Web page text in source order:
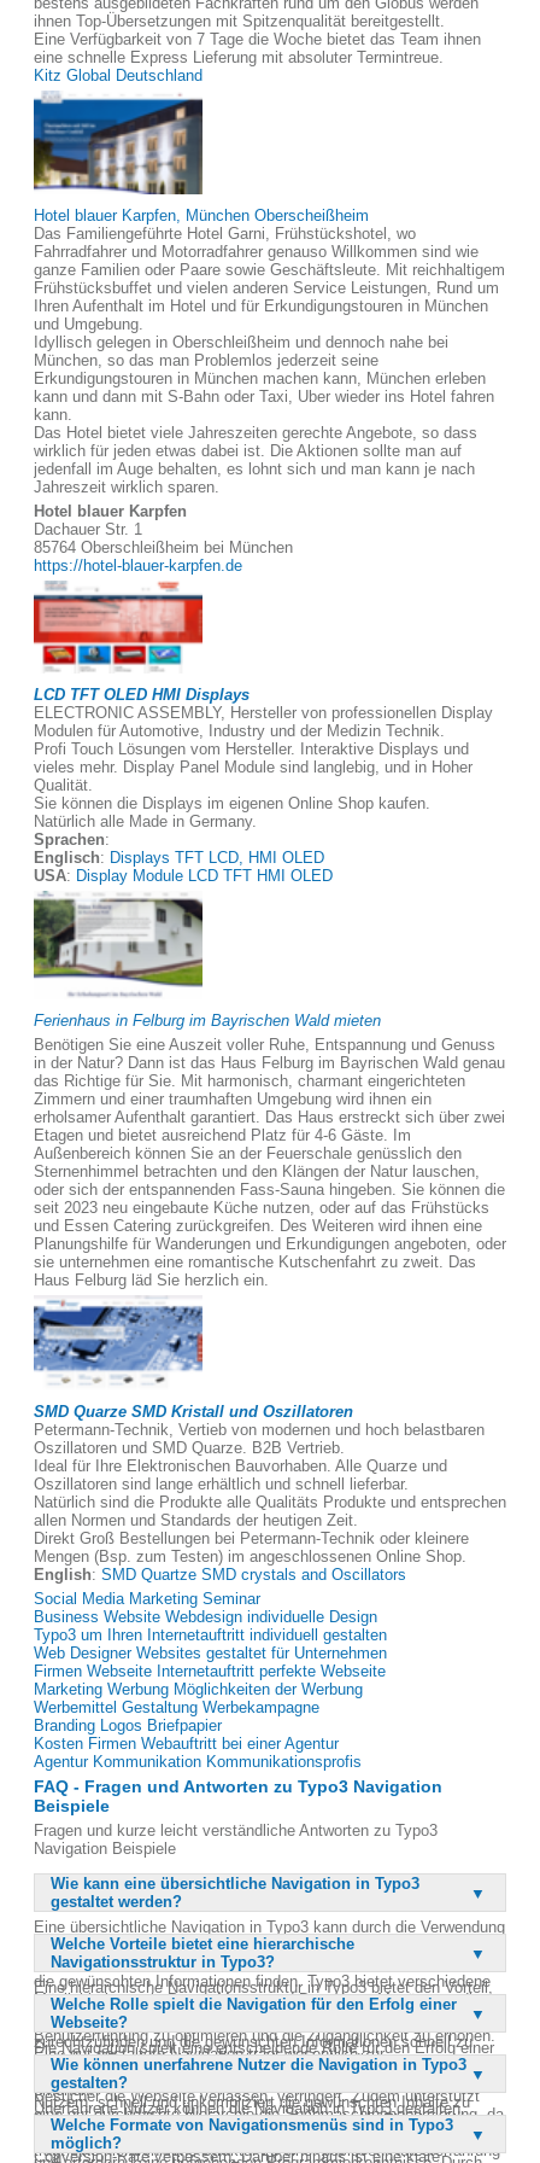
ihnen Top-Übersetzungen mit Spitzenqualität bereitgestellt.
Eine Verfügbarkeit von 7 Tage die Woche bietet das Team ihnen
eine schnelle Express Lieferung mit absoluter Termintreue.
Kitz Global Deutschland
Hotel blauer Karpfen, München Oberscheißheim
Das Familiengeführte Hotel Garni, Frühstückshotel, wo
Fahrradfahrer und Motorradfahrer genauso Willkommen sind wie
ganze Familien oder Paare sowie Geschäftsleute. Mit reichhaltigem
Frühstücksbuffet und vielen anderen Service Leistungen, Rund um
Ihren Aufenthalt im Hotel und für Erkundigungstouren in München
und Umgebung.
Idyllisch gelegen in Oberschleißheim und dennoch nahe bei
München, so das man Problemlos jederzeit seine
Erkundigungstouren in München machen kann, München erleben
kann und dann mit S-Bahn oder Taxi, Uber wieder ins Hotel fahren
kann.
Das Hotel bietet viele Jahreszeiten gerechte Angebote, so dass
wirklich für jeden etwas dabei ist. Die Aktionen sollte man auf
jedenfall im Auge behalten, es lohnt sich und man kann je nach
Jahreszeit wirklich sparen.
Hotel blauer Karpfen
Dachauer Str. 1
85764 Oberschleißheim bei München
https://hotel-blauer-karpfen.de
LCD TFT OLED HMI Displays
ELECTRONIC ASSEMBLY, Hersteller von professionellen Display
Modulen für Automotive, Industry und der Medizin Technik.
Profi Touch Lösungen vom Hersteller. Interaktive Displays und
vieles mehr. Display Panel Module sind langlebig, und in Hoher
Qualität.
Sie können die Displays im eigenen Online Shop kaufen.
Natürlich alle Made in Germany.
Sprachen:
Englisch: Displays TFT LCD, HMI OLED
USA: Display Module LCD TFT HMI OLED
Ferienhaus in Felburg im Bayrischen Wald mieten
Benötigen Sie eine Auszeit voller Ruhe, Entspannung und Genuss
in der Natur? Dann ist das Haus Felburg im Bayrischen Wald genau
das Richtige für Sie. Mit harmonisch, charmant eingerichteten
Zimmern und einer traumhaften Umgebung wird ihnen ein
erholsamer Aufenthalt garantiert. Das Haus erstreckt sich über zwei
Etagen und bietet ausreichend Platz für 4-6 Gäste. Im
Außenbereich können Sie an der Feuerschale genüsslich den
Sternenhimmel betrachten und den Klängen der Natur lauschen,
oder sich der entspannenden Fass-Sauna hingeben. Sie können die
seit 2023 neu eingebaute Küche nutzen, oder auf das Frühstücks
und Essen Catering zurückgreifen. Des Weiteren wird ihnen eine
Planungshilfe für Wanderungen und Erkundigungen angeboten, oder
sie unternehmen eine romantische Kutschenfahrt zu zweit. Das
Haus Felburg läd Sie herzlich ein.
SMD Quarze SMD Kristall und Oszillatoren
Petermann-Technik, Vertieb von modernen und hoch belastbaren
Oszillatoren und SMD Quarze. B2B Vertrieb.
Ideal für Ihre Elektronischen Bauvorhaben. Alle Quarze und
Oszillatoren sind lange erhältlich und schnell lieferbar.
Natürlich sind die Produkte alle Qualitäts Produkte und entsprechen
allen Normen und Standards der heutigen Zeit.
Direkt Groß Bestellungen bei Petermann-Technik oder kleinere
Mengen (Bsp. zum Testen) im angeschlossenen Online Shop.
English: SMD Quartze SMD crystals and Oscillators
Social Media Marketing Seminar
Business Website Webdesign individuelle Design
Typo3 um Ihren Internetauftritt individuell gestalten
Web Designer Websites gestaltet für Unternehmen
Firmen Webseite Internetauftritt perfekte Webseite
Marketing Werbung Möglichkeiten der Werbung
Werbemittel Gestaltung Werbekampagne
Branding Logos Briefpapier
Kosten Firmen Webauftritt bei einer Agentur
Agentur Kommunikation Kommunikationsprofis
FAQ - Fragen und Antworten zu Typo3 Navigation
Beispiele
Fragen und kurze leicht verständliche Antworten zu Typo3
Navigation Beispiele
Wie kann eine übersichtliche Navigation in Typo3
gestaltet werden?
Eine übersichtliche Navigation in Typo3 kann durch die Verwendung
von klar strukturierten Menüs und Untermenüs erreicht werden. Es
ist wichtig, dass die Navigation intuitiv ist, damit Benutzer schnell
die gewünschten Informationen finden. Typo3 bietet verschiedene
Möglichkeiten, wie Popup-Menus und Drop-down-Menüs, um die
Navigation zu verbessern. Diese Optionen helfen, die
Benutzerführung zu optimieren und die Zugänglichkeit zu erhöhen.
Eine gut gestaltete Navigation trägt wesentlich zur
Benutzererfahrung bei und kann die Verweildauer auf der Webseite
erhöhen.
Welche Vorteile bietet eine hierarchische
Navigationsstruktur in Typo3?
Eine hierarchische Navigationsstruktur in Typo3 bietet den Vorteil,
dass Inhalte logisch und nachvollziehbar organisiert werden
können. Dies erleichtert es den Nutzern, sich auf der Webseite
zurechtzufinden und die gewünschten Informationen schnell zu
erreichen. Durch die klare Strukturierung wird die
Benutzerfreundlichkeit erhöht und die Wahrscheinlichkeit, dass
Besucher die Webseite verlassen, verringert. Zudem unterstützt
eine gut durchdachte Hierarchie die Suchmaschinenoptimierung, da
Suchmaschinen die Inhalte besser indexieren können. Insgesamt
trägt eine hierarchische Struktur zu einer positiven Nutzererfahrung
Welche Rolle spielt die Navigation für den Erfolg einer
Webseite?
Die Navigation spielt eine entscheidende Rolle für den Erfolg einer
Webseite, da sie maßgeblich die Benutzerfreundlichkeit
beeinflusst. Eine gut gestaltete Navigation ermöglicht es den
Nutzern, schnell und unkompliziert die gewünschten Inhalte zu
finden, was die Verweildauer auf der Seite erhöht. Eine intuitive
Navigation kann auch die Absprungrate reduzieren und die
Conversion-Rate verbessern. Darüber hinaus ist eine klare
Wie können unerfahrene Nutzer die Navigation in Typo3
gestalten?
Unerfahrene Nutzer können die Navigation in Typo3 gestalten,
indem sie auf vorgefertigte Templates und Module zurückgreifen,
die Typo3 zur Verfügung stellt. Diese Tools sind benutzerfreundlich
Welche Formate von Navigationsmenüs sind in Typo3
möglich?